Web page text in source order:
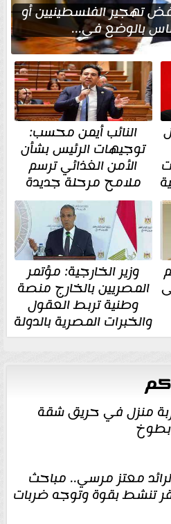
تهجير الفلسطينيين أو
بالوضع في...
النائب أيمن محسب:
توجيهات الرئيس بشأن
الأمن الغذائي ترسم
ملامح مرحلة جديدة
وزير الخارجية: مؤتمر
المصريين بالخارج منصة
وطنية تربط العقول
والخبرات المصرية بالدولة
منزل في حريق شقة
معتز مرسي.. مباحث
تنشط بقوة وتوجه ضربات